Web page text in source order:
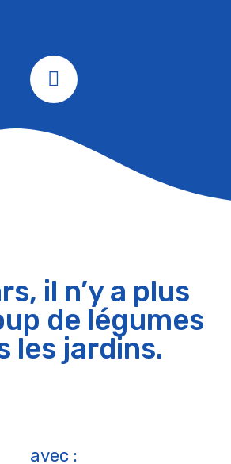
il n’y a plus
de légumes
les jardins.
avec :